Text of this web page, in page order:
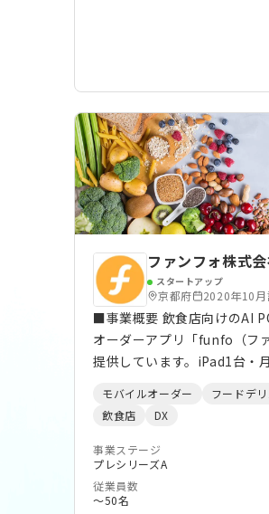
ファンフォ株式
スタートアップ
京都府 2020年10月
■事業概要 飲食店向けのAI
オーダーアプリ「funfo（フ
提供しています。iPad1台・
成までを1つのアプリで完結
クチコミを主な経路として
導入され、年間8,500万オー
のインフラへと成長しました
めのサポート企業」から「飲
モバイルオーダー フードデ
飲食店
DX
事業ステージ
プレシリーズA
従業員数
〜50名